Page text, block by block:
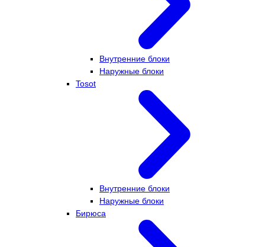
Внутренние блоки
Наружные блоки
Tosot
Внутренние блоки
Наружные блоки
Бирюса